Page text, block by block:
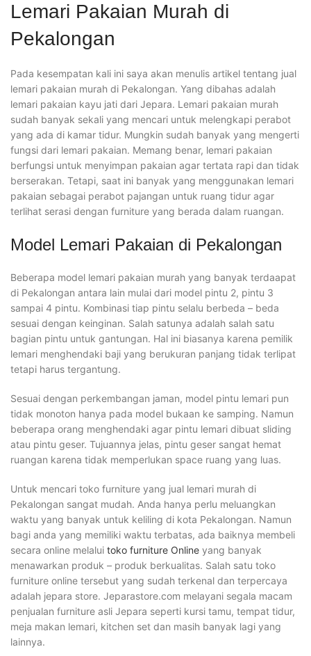
Lemari Pakaian Murah di
Pekalongan
Pada kesempatan kali ini saya akan menulis artikel tentang jual
lemari pakaian murah di Pekalongan. Yang dibahas adalah
lemari pakaian kayu jati dari Jepara. Lemari pakaian murah
sudah banyak sekali yang mencari untuk melengkapi perabot
yang ada di kamar tidur. Mungkin sudah banyak yang mengerti
fungsi dari lemari pakaian. Memang benar, lemari pakaian
berfungsi untuk menyimpan pakaian agar tertata rapi dan tidak
berserakan. Tetapi, saat ini banyak yang menggunakan lemari
pakaian sebagai perabot pajangan untuk ruang tidur agar
terlihat serasi dengan furniture yang berada dalam ruangan.
Model Lemari Pakaian di Pekalongan
Beberapa model lemari pakaian murah yang banyak terdaapat
di Pekalongan antara lain mulai dari model pintu 2, pintu 3
sampai 4 pintu. Kombinasi tiap pintu selalu berbeda – beda
sesuai dengan keinginan. Salah satunya adalah salah satu
bagian pintu untuk gantungan. Hal ini biasanya karena pemilik
lemari menghendaki baji yang berukuran panjang tidak terlipat
tetapi harus tergantung.
Sesuai dengan perkembangan jaman, model pintu lemari pun
tidak monoton hanya pada model bukaan ke samping. Namun
beberapa orang menghendaki agar pintu lemari dibuat sliding
atau pintu geser. Tujuannya jelas, pintu geser sangat hemat
ruangan karena tidak memperlukan space ruang yang luas.
Untuk mencari toko furniture yang jual lemari murah di
Pekalongan sangat mudah. Anda hanya perlu meluangkan
waktu yang banyak untuk keliling di kota Pekalongan. Namun
bagi anda yang memiliki waktu terbatas, ada baiknya membeli
secara online melalui toko furniture Online yang banyak
menawarkan produk – produk berkualitas. Salah satu toko
furniture online tersebut yang sudah terkenal dan terpercaya
adalah jepara store. Jeparastore.com melayani segala macam
penjualan furniture asli Jepara seperti kursi tamu, tempat tidur,
meja makan lemari, kitchen set dan masih banyak lagi yang
lainnya.